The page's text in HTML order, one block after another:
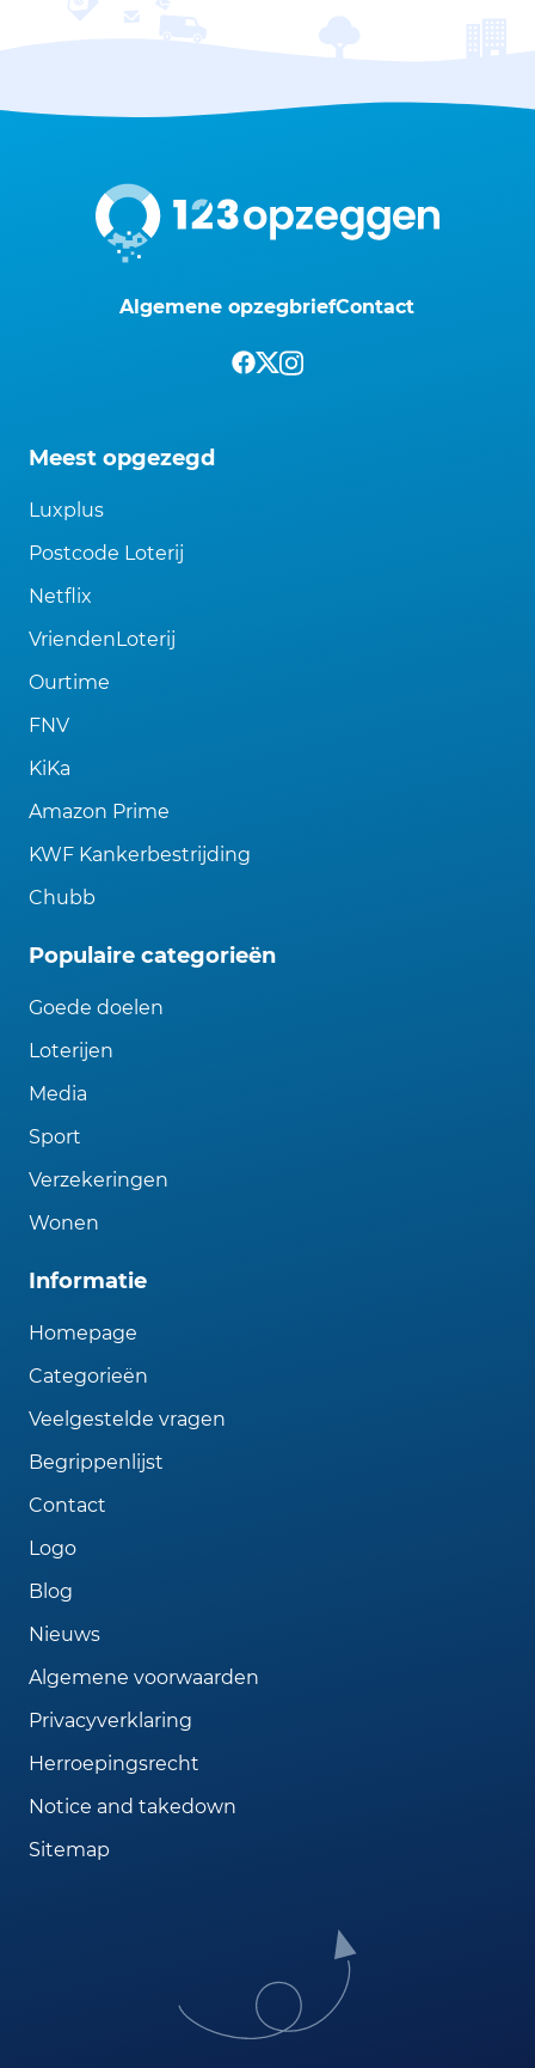
Algemene opzegbriefContact
Meest opgezegd
Luxplus
Postcode Loterij
Netflix
VriendenLoterij
Ourtime
FNV
KiKa
Amazon Prime
KWF Kankerbestrijding
Chubb
Populaire categorieën
Goede doelen
Loterijen
Media
Sport
Verzekeringen
Wonen
Informatie
Homepage
Categorieën
Veelgestelde vragen
Begrippenlijst
Contact
Logo
Blog
Nieuws
Algemene voorwaarden
Privacyverklaring
Herroepingsrecht
Notice and takedown
Sitemap